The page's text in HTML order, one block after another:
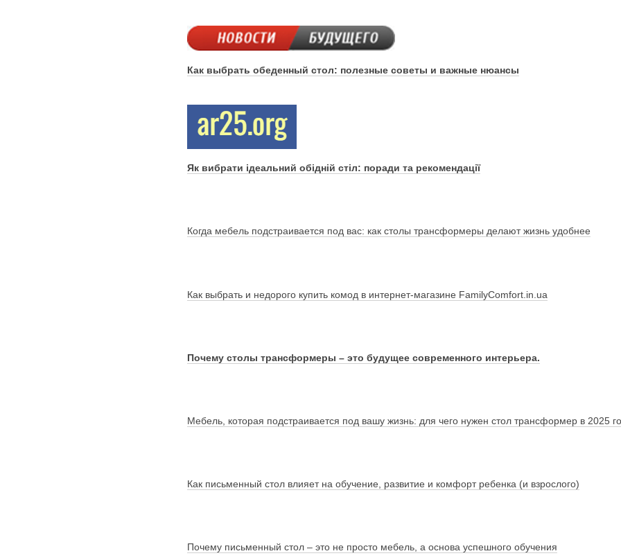
Как выбрать обеденный стол: полезные советы и важные нюансы
Як вибрати ідеальний обідній стіл: поради та рекомендації
Когда мебель подстраивается под вас: как столы трансформеры делают жизнь удобнее
Как выбрать и недорого купить комод в интернет-магазине FamilyComfort.in.ua
Почему столы трансформеры – это будущее современного интерьера.
Мебель, которая подстраивается под вашу жизнь: для чего нужен стол трансформер в 2025
Как письменный стол влияет на обучение, развитие и комфорт ребенка (и взрослого)
Почему письменный стол – это не просто мебель, а основа успешного обучения